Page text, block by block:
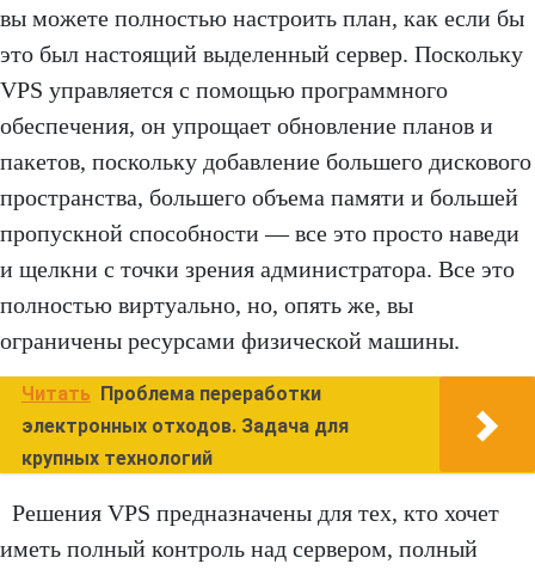
вы можете полностью настроить план, как если бы
это был настоящий выделенный сервер. Поскольку
VPS управляется с помощью программного
обеспечения, он упрощает обновление планов и
пакетов, поскольку добавление большего дискового
пространства, большего объема памяти и большей
пропускной способности — все это просто наведи
и щелкни с точки зрения администратора. Все это
полностью виртуально, но, опять же, вы
ограничены ресурсами физической машины.
Читать
Проблема переработки
электронных отходов. Задача для
крупных технологий
Решения VPS предназначены для тех, кто хочет
иметь полный контроль над сервером, полный